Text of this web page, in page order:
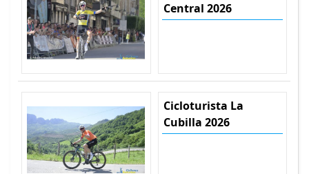
Central 2026
Cicloturista La
Cubilla 2026